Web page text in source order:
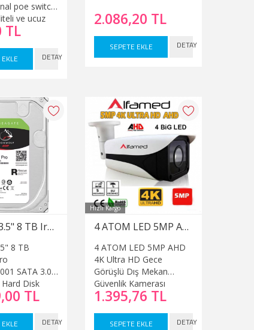
poe switch
ve ucuz
firmamızdan
olan 4 kanal,
satış
TL
DETAY
2.086,20 TL
SEPETE EKLE DETAY
Seagate 3.5" 8 TB Ironwolf Pro ST8000NE001 SATA 3.0 7200 RPM Hard Disk
8 TB
SATA 3.0
Disk
TL
DETAY
Hızlı Kargo
4 ATOM LED 5MP AHD 4K Ultra HD Gece Görüşlü Dış Mekan Güvenlik Kamerası
4 ATOM LED 5MP AHD
4K Ultra HD Gece
Görüşlü Dış Mekan
Güvenlik Kamerası
1.395,76 TL
SEPETE EKLE DETAY